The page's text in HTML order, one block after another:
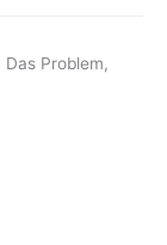
Das Problem,